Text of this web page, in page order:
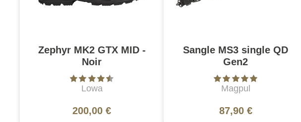
Zephyr MK2 GTX MID -
Noir
Lowa
200,00 €
Sangle MS3 single QD
Gen2
Magpul
87,90 €